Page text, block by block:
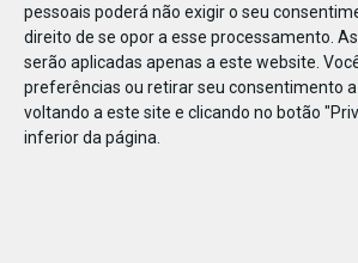
pessoais poderá não exigir o seu
direito de se opor a esse processamento.
serão aplicadas apenas a este website.
preferências ou retirar seu consentimento
voltando a este site e clicando no botão
inferior da página.